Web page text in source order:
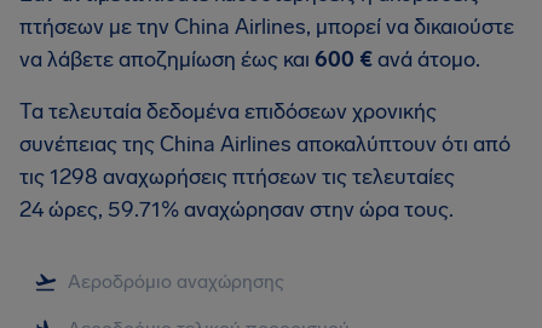
πτήσεων με την China Airlines, μπορεί να δικαιούστε
να λάβετε αποζημίωση έως και 600 €ανά άτομο.
Τα τελευταία δεδομένα επιδόσεων χρονικής
συνέπειας της China Airlines αποκαλύπτουν ότι από
τις 1298 αναχωρήσεις πτήσεων τις τελευταίες
24 ώρες, 59.71% αναχώρησαν στην ώρα τους.